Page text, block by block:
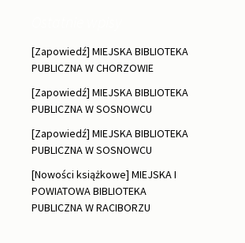
[Zapowiedź] MIEJSKA BIBLIOTEKA
PUBLICZNA W CHORZOWIE
[Zapowiedź] MIEJSKA BIBLIOTEKA
PUBLICZNA W SOSNOWCU
[Zapowiedź] MIEJSKA BIBLIOTEKA
PUBLICZNA W SOSNOWCU
[Nowości książkowe] MIEJSKA I
POWIATOWA BIBLIOTEKA
PUBLICZNA W RACIBORZU